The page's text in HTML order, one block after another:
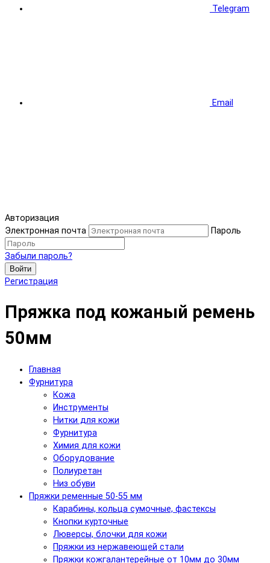
Telegram
Email
Авторизация
Электронная почта
Пароль
Забыли пароль?
Войти
Регистрация
Пряжка под кожаный ремень
50мм
Главная
Фурнитура
Кожа
Инструменты
Нитки для кожи
Фурнитура
Химия для кожи
Оборудование
Полиуретан
Низ обуви
Пряжки ременные 50-55 мм
Карабины, кольца сумочные, фастексы
Кнопки курточные
Люверсы, блочки для кожи
Пряжки из нержавеющей стали
Пряжки кожгалантерейные от 10мм до 30мм